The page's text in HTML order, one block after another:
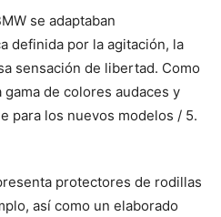
se adaptaban
definida por la agitación, la
sensación de libertad. Como
de colores audaces y
para los nuevos modelos / 5.
protectores de rodillas
así como un elaborado